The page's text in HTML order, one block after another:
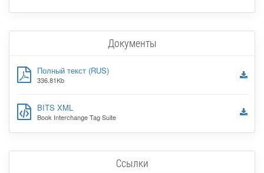
Документы
Полный текст (RUS)
336.81Kb
BITS XML
Book Interchange Tag Suite
Ссылки